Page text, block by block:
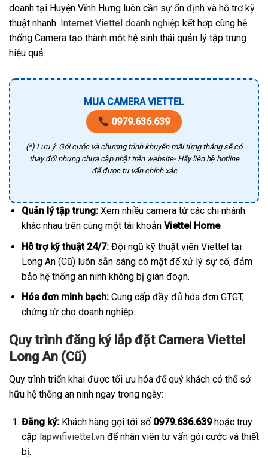
doanh tại Huyện Vĩnh Hưng luôn cần sự ổn định và hỗ trợ kỹ
thuật nhanh. Internet Viettel doanh nghiệp kết hợp cùng hệ
thống Camera tạo thành một hệ sinh thái quản lý tập trung
hiệu quả.
MUA CAMERA VIETTEL
0979.636.639
(*) Lưu ý: Gói cước và chương trình khuyến mãi từng tháng sẽ có
thay đổi nhưng chưa cập nhật trên website- Hãy liên hệ hotline
để được tư vấn chính xác
Quản lý tập trung:Xem nhiều camera từ các chi nhánh
khác nhau trên cùng một tài khoản Viettel Home.
Hỗ trợ kỹ thuật 24/7:Đội ngũ kỹ thuật viên Viettel tại
Long An (Cũ) luôn sẵn sàng có mặt để xử lý sự cố, đảm
bảo hệ thống an ninh không bị gián đoạn.
Hóa đơn minh bạch:Cung cấp đầy đủ hóa đơn GTGT,
chứng từ cho doanh nghiệp.
Quy trình đăng ký lắp đặt Camera Viettel
Long An (Cũ)
Quy trình triển khai được tối ưu hóa để quý khách có thể sở
hữu hệ thống an ninh ngay trong ngày:
Đăng ký:Khách hàng gọi tới số 0979.636.639hoặc truy
cập lapwifiviettel.vnđể nhân viên tư vấn gói cước và thiết
bị.